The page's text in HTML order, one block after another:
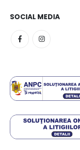
SOCIAL MEDIA